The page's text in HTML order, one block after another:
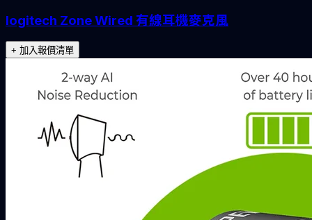
logitech Zone Wired 有線耳機麥克風
+ 加入報價清單